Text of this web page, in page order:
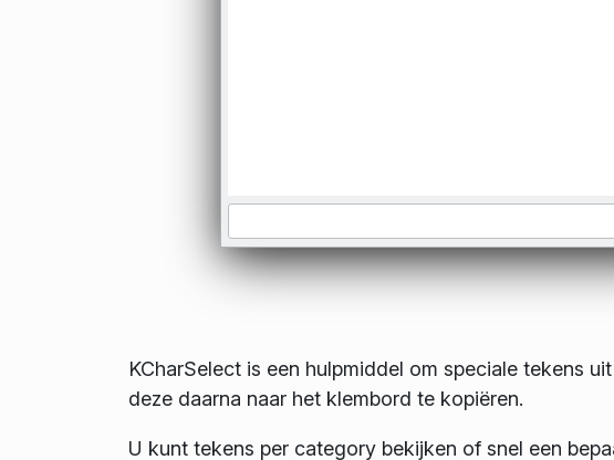
KCharSelect is een hulpmiddel om speciale tekens
deze daarna naar het klembord te kopiëren.
U kunt tekens per category bekijken of snel een